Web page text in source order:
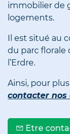
immobilier de
logements.
Il est situé au
du parc florale
l’Erdre.
Ainsi, pour
contacter
Etre